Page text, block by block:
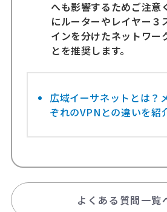
へも影響するためご注意
にルーターやレイヤー３
インを分けたネットワー
とを推奨します。
広域イーサネットとは？
ぞれのVPNとの違いを紹
よくある質問一覧